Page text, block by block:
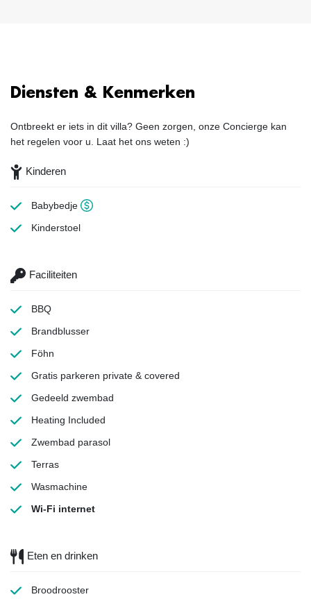
Diensten & Kenmerken
Ontbreekt er iets in dit villa? Geen zorgen, onze Concierge kan
het regelen voor u. Laat het ons weten :)
Kinderen
Babybedje
Kinderstoel
Faciliteiten
BBQ
Brandblusser
Föhn
Gratis parkeren private & covered
Gedeeld zwembad
Heating Included
Zwembad parasol
Terras
Wasmachine
Wi-Fi internet
Eten en drinken
Broodrooster